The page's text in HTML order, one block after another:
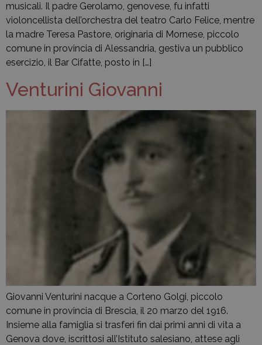
musicali. Il padre Gerolamo, genovese, fu infatti
violoncellista dell’orchestra del teatro Carlo Felice, mentre
la madre Teresa Pastore, originaria di Mornese, piccolo
comune in provincia di Alessandria, gestiva un pubblico
esercizio, il Bar Cifatte, posto in […]
Venturini Giovanni
Giovanni Venturini nacque a Corteno Golgi, piccolo
comune in provincia di Brescia, il 20 marzo del 1916.
Insieme alla famiglia si trasferì fin dai primi anni di vita a
Genova dove, iscrittosi all’Istituto salesiano, attese agli